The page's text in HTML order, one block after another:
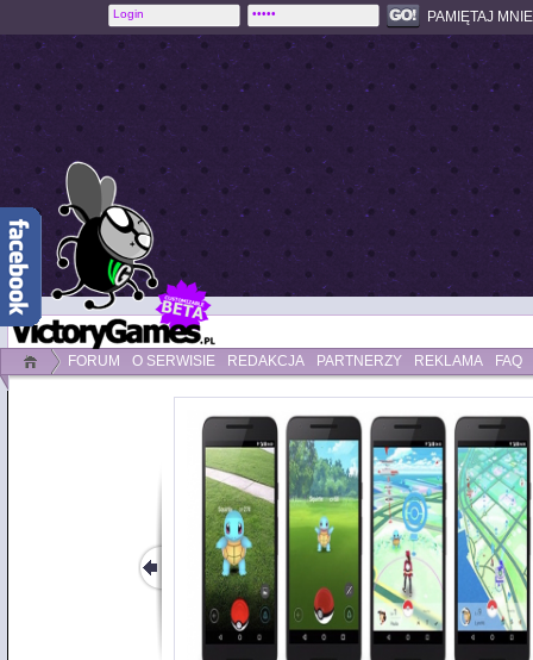
PAMIĘTAJ
FORUM O SERWISIE REDAKCJA PARTNERZY REKLAMA FAQ